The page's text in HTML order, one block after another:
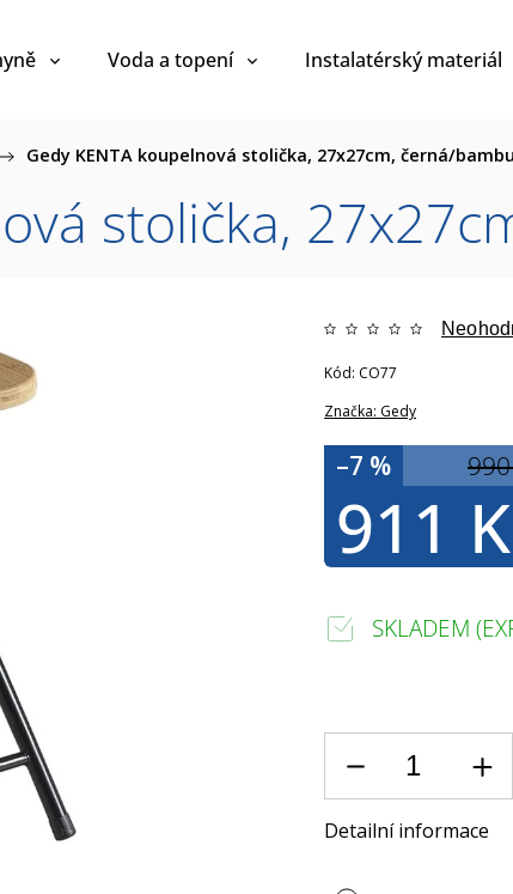
Voda a topení Instalatérský materiál
/ Gedy KENTA koupelnová stolička, 27x27cm, černá/
stolička,
Značka: Gedy
–7 %
911
Kód: CO77
SKLADEM
Detailní informace